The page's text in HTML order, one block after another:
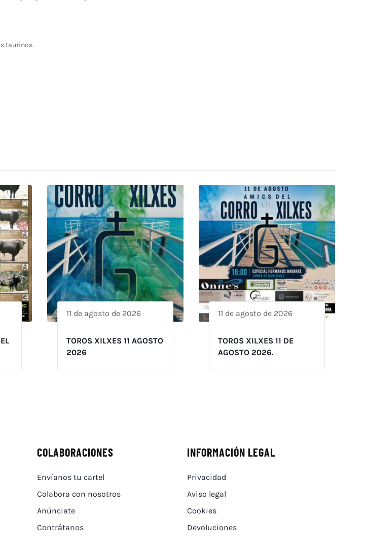
taurinos.
11 de agosto de 2026
TOROS XILXES 11 AGOSTO
2026
11 de agosto de 2026
TOROS XILXES 11 DE
AGOSTO 2026.
COLABORACIONES
Envíanos tu cartel
Colabora con nosotros
Anúnciate
Contrátanos
INFORMACIÓN LEGAL
Privacidad
Aviso legal
Cookies
Devoluciones